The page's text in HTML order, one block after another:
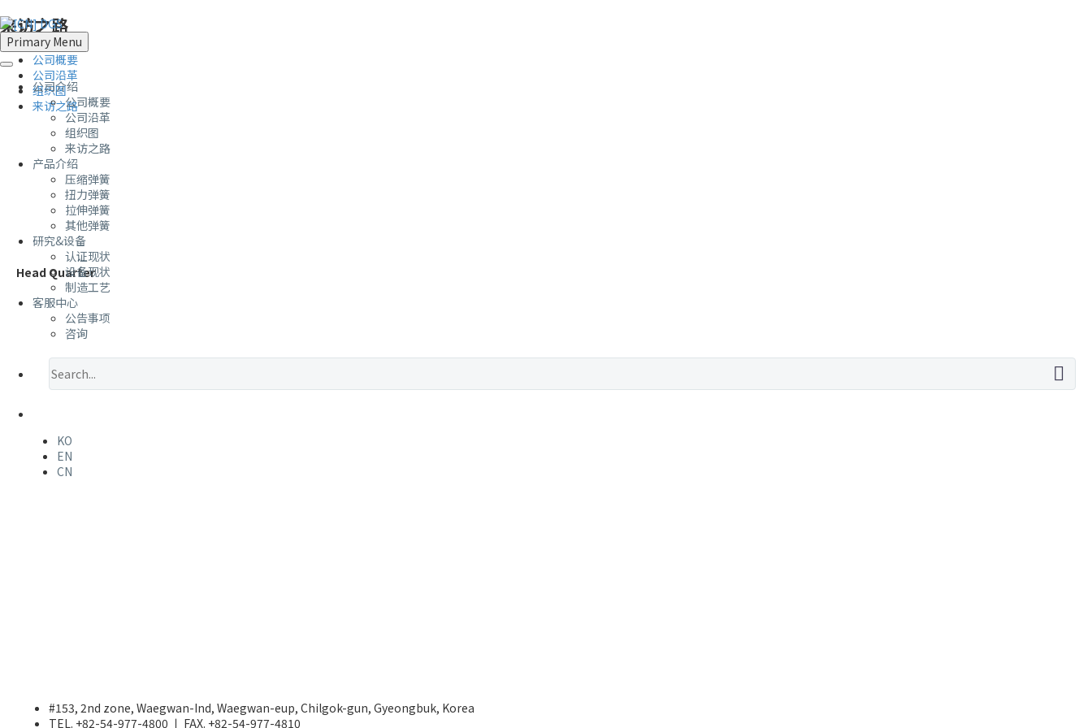
Primary Menu
公司介绍
公司概要
公司沿革
组织图
来访之路
产品介绍
压缩弹簧
扭力弹簧
拉伸弹簧
其他弹簧
研究&设备
认证现状
设备现状
制造工艺
客服中心
公告事项
咨询
KO
EN
CN
来访之路
公司概要
公司沿革
组织图
来访之路
Head Quarter
#153, 2nd zone, Waegwan-Ind, Waegwan-eup, Chilgok-gun, Gyeongbuk, Korea
TEL. +82-54-977-4800 ㅣ FAX. +82-54-977-4810